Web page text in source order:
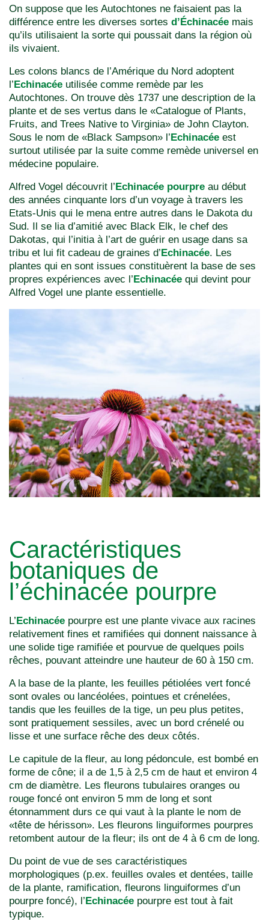
On suppose que les Autochtones ne faisaient pas la
différence entre les diverses sortes d’Échinacée mais
qu’ils utilisaient la sorte qui poussait dans la région où
ils vivaient.
Les colons blancs de l’Amérique du Nord adoptent
l’Echinacée utilisée comme remède par les
Autochtones. On trouve dès 1737 une description de la
plante et de ses vertus dans le «Catalogue of Plants,
Fruits, and Trees Native to Virginia» de John Clayton.
Sous le nom de «Black Sampson» l’Echinacée est
surtout utilisée par la suite comme remède universel en
médecine populaire.
Alfred Vogel découvrit l’Echinacée pourpre au début
des années cinquante lors d’un voyage à travers les
Etats-Unis qui le mena entre autres dans le Dakota du
Sud. Il se lia d’amitié avec Black Elk, le chef des
Dakotas, qui l’initia à l’art de guérir en usage dans sa
tribu et lui fit cadeau de graines d’Echinacée. Les
plantes qui en sont issues constituèrent la base de ses
propres expériences avec l’Echinacée qui devint pour
Alfred Vogel une plante essentielle.
Caractéristiques
botaniques de
l’échinacée pourpre
L’ Echinacée pourpre est une plante vivace aux racines
relativement fines et ramifiées qui donnent naissance à
une solide tige ramifiée et pourvue de quelques poils
rêches, pouvant atteindre une hauteur de 60 à 150 cm.
A la base de la plante, les feuilles pétiolées vert foncé
sont ovales ou lancéolées, pointues et crénelées,
tandis que les feuilles de la tige, un peu plus petites,
sont pratiquement sessiles, avec un bord crénelé ou
lisse et une surface rêche des deux côtés.
Le capitule de la fleur, au long pédoncule, est bombé en
forme de cône; il a de 1,5 à 2,5 cm de haut et environ 4
cm de diamètre. Les fleurons tubulaires oranges ou
rouge foncé ont environ 5 mm de long et sont
étonnamment durs ce qui vaut à la plante le nom de
«tête de hérisson». Les fleurons linguiformes pourpres
retombent autour de la fleur; ils ont de 4 à 6 cm de long.
Du point de vue de ses caractéristiques
morphologiques (p.ex. feuilles ovales et dentées, taille
de la plante, ramification, fleurons linguiformes d’un
pourpre foncé), l’ Echinacée pourpre est tout à fait
typique.